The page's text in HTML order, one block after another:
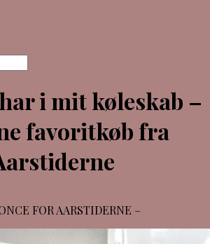
i mit køleskab –
favoritkøb fra
FOR AARSTIDERNE –